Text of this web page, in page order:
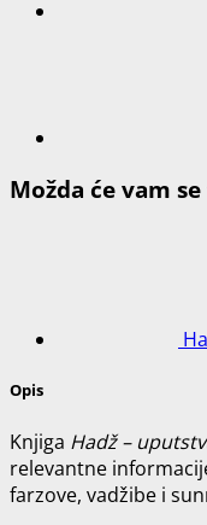
Možda će vam
Opis
Knjiga Hadž –
relevantne
farzove, vadžibe i